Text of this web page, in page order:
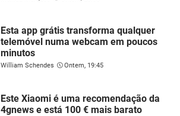
Esta app grátis transforma qualquer
telemóvel numa webcam em poucos
minutos
William Schendes Ontem, 19:45
Este Xiaomi é uma recomendação da
4gnews e está 100 € mais barato